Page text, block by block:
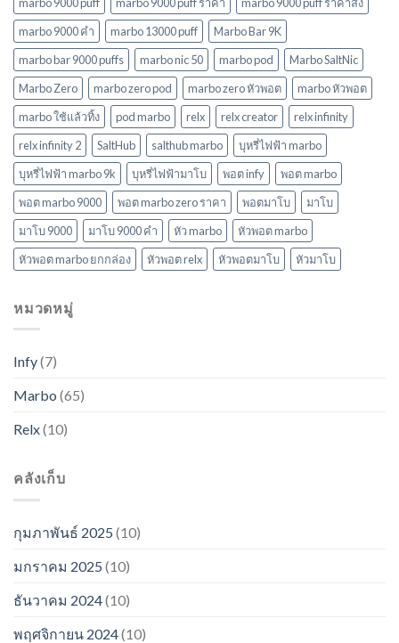
ในปี
2568
marbo 9000 คํา
marbo 13000 puff
Marbo Bar 9K
marbo bar 9000 puffs
marbo nic 50 marbo pod
Marbo SaltNic
Marbo Zero
marbo zero pod marbo zero หัวพอต
marbo หัวพอต
marbo ใช้แล้วทิ้ง
pod marbo relx relx creator
relx infinity
relx infinity 2
SaltHub salthub marbo
บุหรี่ไฟฟ้า marbo
บุหรี่ไฟฟ้า marbo 9k
บุหรี่ไฟฟ้ามาโบ พอต infy
พอต marbo
พอต marbo 9000
พอต marbo zero ราคา พอตมาโบ
มาโบ
มาโบ 9000
มาโบ 9000 คํา หัว marbo
หัวพอต marbo
หัวพอต marbo ยกกล่อง
หัวพอต relx หัวพอตมาโบ หัวมาโบ
หมวดหมู่
Infy(7)
Marbo (65)
Relx(10)
คลังเก็บ
กุมภาพันธ์ 2025 (10)
มกราคม 2025 (10)
ธันวาคม 2024(10)
พฤศจิกายน 2024(10)